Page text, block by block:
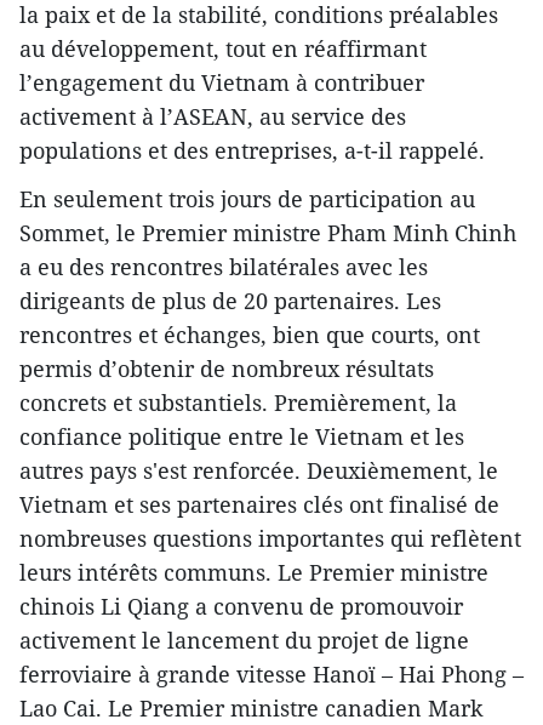
la paix et de la stabilité, conditions préalables
au développement, tout en réaffirmant
l’engagement du Vietnam à contribuer
activement à l’ASEAN, au service des
populations et des entreprises, a-t-il rappelé.
En seulement trois jours de participation au
Sommet, le Premier ministre Pham Minh Chinh
a eu des rencontres bilatérales avec les
dirigeants de plus de 20 partenaires. Les
rencontres et échanges, bien que courts, ont
permis d’obtenir de nombreux résultats
concrets et substantiels. Premièrement, la
confiance politique entre le Vietnam et les
autres pays s'est renforcée. Deuxièmement, le
Vietnam et ses partenaires clés ont finalisé de
nombreuses questions importantes qui reflètent
leurs intérêts communs. Le Premier ministre
chinois Li Qiang a convenu de promouvoir
activement le lancement du projet de ligne
ferroviaire à grande vitesse Hanoï – Hai Phong –
Lao Cai. Le Premier ministre canadien Mark